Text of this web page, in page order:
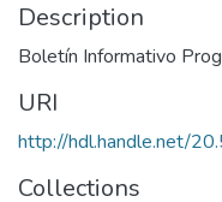
Description
Boletín Informativo
URI
http://hdl.handle.net/
Collections